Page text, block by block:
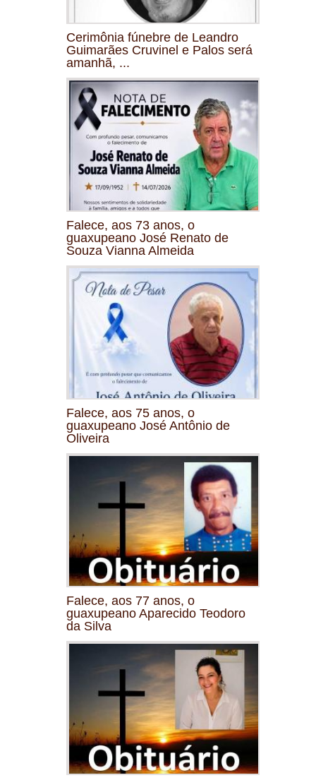
Cerimônia fúnebre de Leandro
Guimarães Cruvinel e Palos será
amanhã, ...
Falece, aos 73 anos, o
guaxupeano José Renato de
Souza Vianna Almeida
Falece, aos 75 anos, o
guaxupeano José Antônio de
Oliveira
Falece, aos 77 anos, o
guaxupeano Aparecido Teodoro
da Silva